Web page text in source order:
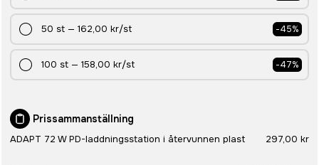
50 st — 162,00 kr/st -45%
100 st — 158,00 kr/st -47%
Prissammanställning
ADAPT 72 W PD-laddningsstation i återvunnen plast 297,00 kr